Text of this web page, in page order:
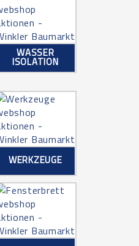
WASSER
ISOLATION
WERKZEUGE